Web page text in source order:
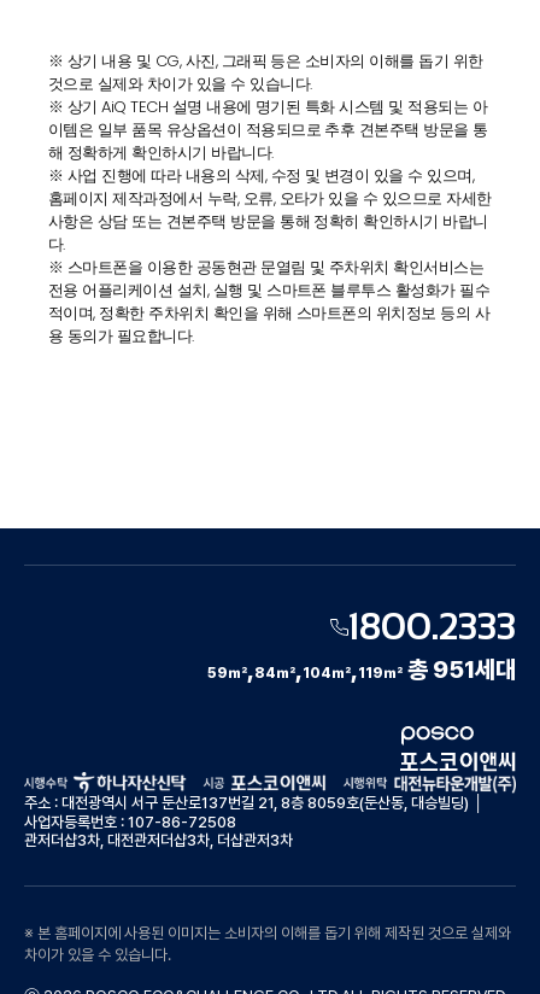
※ 상기 내용 및 CG, 사진, 그래픽 등은 소비자의 이해를 돕기 위한
것으로 실제와 차이가 있을 수 있습니다.
※ 상기 AiQ TECH 설명 내용에 명기된 특화 시스템 및 적용되는 아
이템은 일부 품목 유상옵션이 적용되므로 추후 견본주택 방문을 통
해 정확하게 확인하시기 바랍니다.
※ 사업 진행에 따라 내용의 삭제, 수정 및 변경이 있을 수 있으며,
홈페이지 제작과정에서 누락, 오류, 오타가 있을 수 있으므로 자세한
사항은 상담 또는 견본주택 방문을 통해 정확히 확인하시기 바랍니
다.
※ 스마트폰을 이용한 공동현관 문열림 및 주차위치 확인서비스는
전용 어플리케이션 설치, 실행 및 스마트폰 블루투스 활성화가 필수
적이며, 정확한 주차위치 확인을 위해 스마트폰의 위치정보 등의 사
용 동의가 필요합니다.
주소 : 대전광역시 서구 둔산로137번길 21, 8층 8059호(둔산동, 대승빌딩) │
사업자등록번호 : 107-86-72508
관저더샵3차, 대전관저더샵3차, 더샵관저3차
1800.2333
59㎡,84㎡,104㎡,119㎡ 총 951세대
※ 본 홈페이지에 사용된 이미지는 소비자의 이해를 돕기 위해 제작된 것으로 실제와
차이가 있을 수 있습니다.